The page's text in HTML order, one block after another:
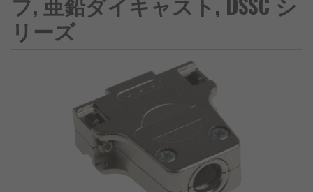
リーズ